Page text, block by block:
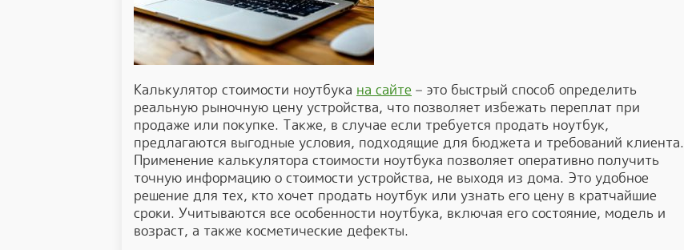
Калькулятор стоимости ноутбука на сайте – это быстрый способ определить
реальную рыночную цену устройства, что позволяет избежать переплат при
продаже или покупке. Также, в случае если требуется продать ноутбук,
предлагаются выгодные условия, подходящие для бюджета и требований клиента.
Применение калькулятора стоимости ноутбука позволяет оперативно получить
точную информацию о стоимости устройства, не выходя из дома. Это удобное
решение для тех, кто хочет продать ноутбук или узнать его цену в кратчайшие
сроки. Учитываются все особенности ноутбука, включая его состояние, модель и
возраст, а также косметические дефекты.